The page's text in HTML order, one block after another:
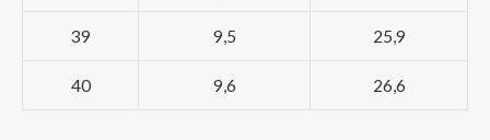
39 9,5 25,9
40 9,6 26,6